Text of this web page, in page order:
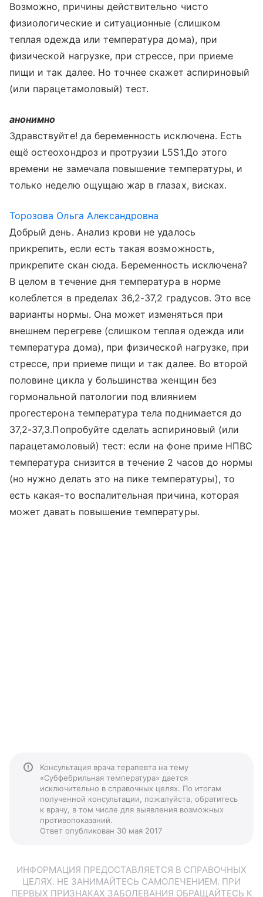
Возможно, причины действительно чисто
физиологические и ситуационные (слишком
теплая одежда или температура дома), при
физической нагрузке, при стрессе, при приеме
пищи и так далее. Но точнее скажет аспириновый
(или парацетамоловый) тест.
анонимно
Здравствуйте! да беременность исключена. Есть
ещё остеохондроз и протрузии L5S1.До этого
времени не замечала повышение температуры, и
только неделю ощущаю жар в глазах, висках.
Торозова Ольга Александровна
Добрый день. Анализ крови не удалось
прикрепить, если есть такая возможность,
прикрепите скан сюда. Беременность исключена?
В целом в течение дня температура в норме
колеблется в пределах 36,2-37,2 градусов. Это все
варианты нормы. Она может изменяться при
внешнем перегреве (слишком теплая одежда или
температура дома), при физической нагрузке, при
стрессе, при приеме пищи и так далее. Во второй
половине цикла у большинства женщин без
гормональной патологии под влиянием
прогестерона температура тела поднимается до
37,2-37,3.Попробуйте сделать аспириновый (или
парацетамоловый) тест: если на фоне приме НПВС
температура снизится в течение 2 часов до нормы
(но нужно делать это на пике температуры), то
есть какая-то воспалительная причина, которая
может давать повышение температуры.
Консультация врача терапевта на тему
«Субфебрильная температура» дается
исключительно в справочных целях. По итогам
полученной консультации, пожалуйста, обратитесь
к врачу, в том числе для выявления возможных
противопоказаний.
Ответ опубликован 30 мая 2017
ИНФОРМАЦИЯ ПРЕДОСТАВЛЯЕТСЯ В СПРАВОЧНЫХ
ЦЕЛЯХ. НЕ ЗАНИМАЙТЕСЬ САМОЛЕЧЕНИЕМ. ПРИ
ПЕРВЫХ ПРИЗНАКАХ ЗАБОЛЕВАНИЯ ОБРАЩАЙТЕСЬ К